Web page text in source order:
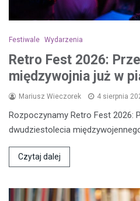
Festiwale Wydarzenia
Retro Fest 2026:
międzywojnia już w
Mariusz Wieczorek 4 sierpnia
Rozpoczynamy Retro Fest 2026:
dwudziestolecia
Czytaj dalej